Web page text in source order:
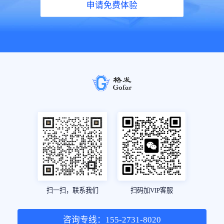
申请免费体验
扫一扫，联系我们 扫码加VIP客服
咨询专线：155-2731-8020